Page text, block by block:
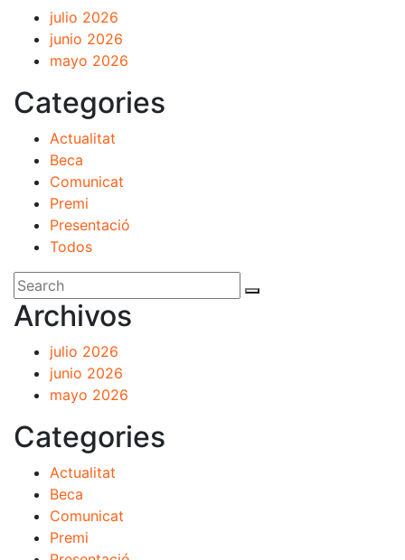
julio 2026
junio 2026
mayo 2026
Categories
Actualitat
Beca
Comunicat
Premi
Presentació
Todos
Archivos
julio 2026
junio 2026
mayo 2026
Categories
Actualitat
Beca
Comunicat
Premi